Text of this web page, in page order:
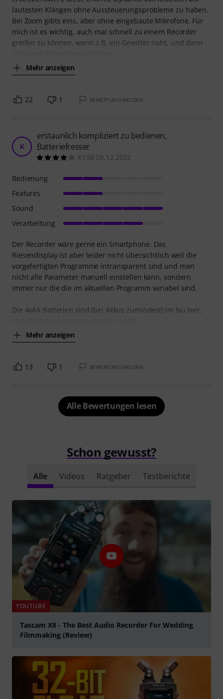
lautesten Klängen ohne Aussteuerungsprobleme zu haben.
Bei Zoom gibts eins, aber ohne eingebaute Mikrofone. Für
mich ist es wichtig, auch mal schnell zu einem Recorder
greifen zu können, wenn z.B. ein Gewitter naht, und dann
Mehr anzeigen
22 1 BEWERTUNG MELDEN
K
erstaunlich kompliziert zu bedienen,
Batteriefresser
K138 09.12.2022
Der Recorder wäre gerne ein Smartphone. Das
Riesendisplay ist aber leider nicht übersichtlich weil die
vorgefertigten Programme intransparent sind und man
nicht alle Parameter manuell einstellen kann, sondern
immer nur die die im aktuellen Programm variabel sind.
Die 4xAA Batterien sind (bei Akkus zumindest) im Nu leer,
Mehr anzeigen
Bedienung
Features
Sound
Verarbeitung
13 1 BEWERTUNG MELDEN
Alle Bewertungen lesen
Schon gewusst?
Alle Videos Ratgeber Testberichte
YOUTUBE
Tascam X8 - The Best Audio Recorder For Wedding
Filmmaking (Review)